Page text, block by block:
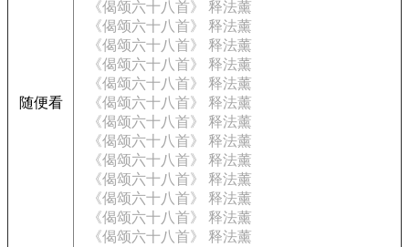
随便看
《偈颂六十八首》 释法薰
《偈颂六十八首》 释法薰
《偈颂六十八首》 释法薰
《偈颂六十八首》 释法薰
《偈颂六十八首》 释法薰
《偈颂六十八首》 释法薰
《偈颂六十八首》 释法薰
《偈颂六十八首》 释法薰
《偈颂六十八首》 释法薰
《偈颂六十八首》 释法薰
《偈颂六十八首》 释法薰
《偈颂六十八首》 释法薰
《偈颂六十八首》 释法薰